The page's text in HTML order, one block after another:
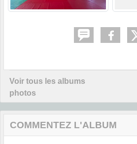
Voir tous les albums
photos
COMMENTEZ L'ALBUM